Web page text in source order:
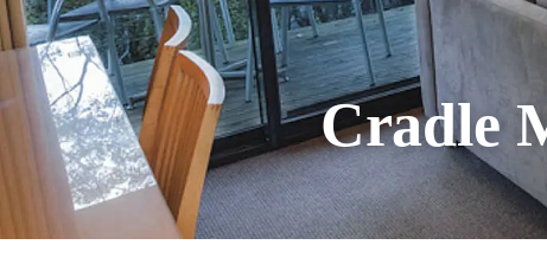
Cradle